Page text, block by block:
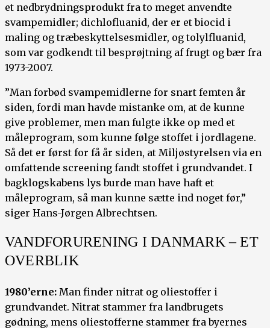
et nedbrydningsprodukt fra to meget anvendte
svampemidler; dichlofluanid, der er et biocid i
maling og træbeskyttelsesmidler, og tolylfluanid,
som var godkendt til besprøjtning af frugt og bær fra
1973-2007.
”Man forbød svampemidlerne for snart femten år
siden, fordi man havde mistanke om, at de kunne
give problemer, men man fulgte ikke op med et
måleprogram, som kunne følge stoffet i jordlagene.
Så det er først for få år siden, at Miljøstyrelsen via en
omfattende screening fandt stoffet i grundvandet. I
bagklogskabens lys burde man have haft et
måleprogram, så man kunne sætte ind noget før,”
siger Hans-Jørgen Albrechtsen.
VANDFORURENING I DANMARK – ET
OVERBLIK
1980’erne: Man finder nitrat og oliestoffer i
grundvandet. Nitrat stammer fra landbrugets
gødning, mens oliestofferne stammer fra byernes